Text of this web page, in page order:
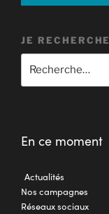
JE RECHERCHE
En ce moment
Actualités
Nos campagnes
Réseaux sociaux